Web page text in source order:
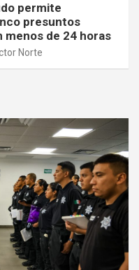
permite
presuntos
menos de 24 horas
Norte